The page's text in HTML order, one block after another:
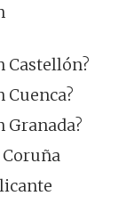
Castellón?
Cuenca?
Granada?